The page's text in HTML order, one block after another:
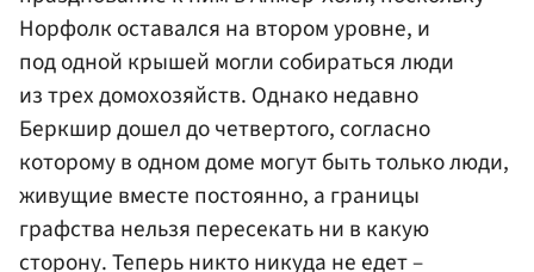
Норфолк оставался на втором уровне, и
под одной крышей могли собираться люди
из трех домохозяйств. Однако недавно
Беркшир дошел до четвертого, согласно
которому в одном доме могут быть только люди,
живущие вместе постоянно, а границы
графства нельзя пересекать ни в какую
сторону. Теперь никто никуда не едет –